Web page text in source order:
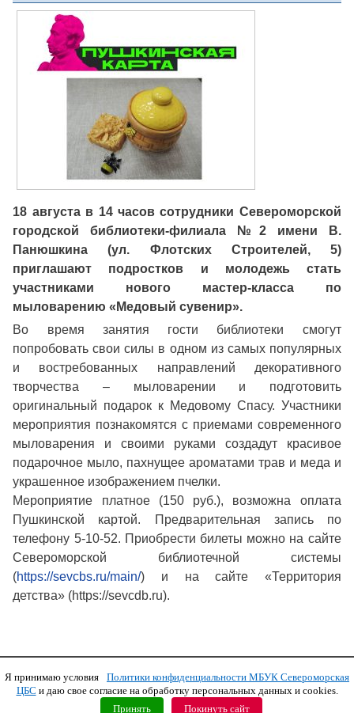
18 августа в 14 часов сотрудники Североморской
городской библиотеки-филиала №2 имени В.
Панюшкина (ул. Флотских Строителей, 5)
приглашают подростков и молодежь стать
участниками нового мастер-класса по
мыловарению «Медовый сувенир».
Во время занятия гости библиотеки смогут
попробовать свои силы в одном из самых популярных
и востребованных направлений декоративного
творчества – мыловарении и подготовить
оригинальный подарок к Медовому Спасу. Участники
мероприятия познакомятся с приемами современного
мыловарения и своими руками создадут красивое
подарочное мыло, пахнущее ароматами трав и меда и
украшенное изображением пчелки.
Мероприятие платное (150 руб.), возможна оплата
Пушкинской картой. Предварительная запись по
телефону 5-10-52. Приобрести билеты можно на сайте
Североморской библиотечной системы
(https://sevcbs.ru/main/) и на сайте «Территория
детства» (https://sevcdb.ru).
Copyright © 2011 МБУК СЦБС
Я принимаю условия
Политики конфиденциальности МБУК Североморская
ЦБС и даю свое согласие на обработку персональных данных и cookies.
Принять
Покинуть сайт